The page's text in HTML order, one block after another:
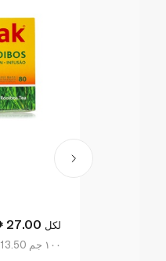
27.00 لكل
13.50 ١٠٠ جم